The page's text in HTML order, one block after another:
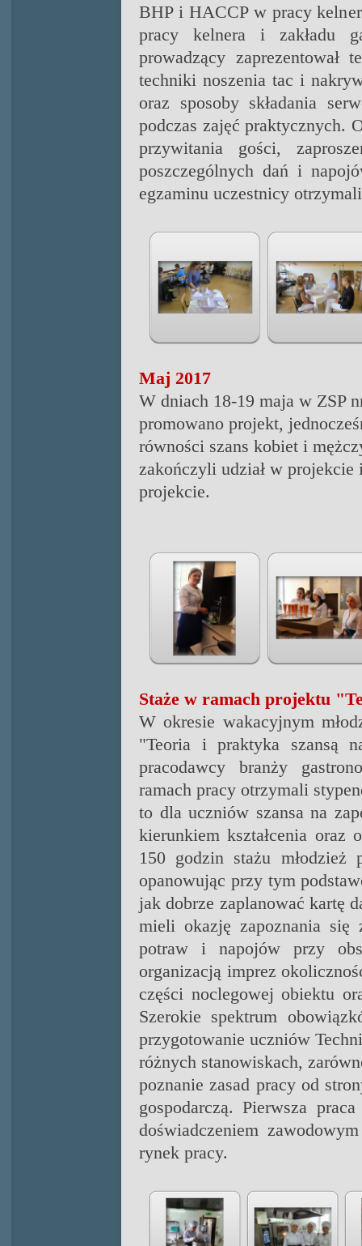
BHP i HACCP w pracy
pracy kelnera i zakładu
prowadzący zaprezentował
techniki noszenia tac i
oraz sposoby składania
podczas zajęć praktycznych.
przywitania gości,
poszczególnych dań i
egzaminu uczestnicy
Maj 2017
W dniach 18-19 maja w ZSP
promowano projekt,
równości szans kobiet i
zakończyli udział w projekcie
projekcie.
Staże w ramach projektu
W okresie wakacyjnym
"Teoria i praktyka szansą
pracodawcy branży
ramach pracy otrzymali
to dla uczniów szansa na
kierunkiem kształcenia oraz
150 godzin stażu
opanowując przy tym
jak dobrze zaplanować kartę
mieli okazję zapoznania się
potraw i napojów przy
organizacją imprez
części noclegowej obiektu
Szerokie spektrum
przygotowanie uczniów
różnych stanowiskach,
poznanie zasad pracy od
gospodarczą. Pierwsza
doświadczeniem
rynek pracy.